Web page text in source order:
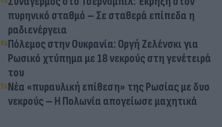
πυρηνικό σταθμό – Σε σταθερά επίπεδα η
ραδιενέργεια
Πόλεμος στην Ουκρανία: Οργή Ζελένσκι για
Ρωσικό χτύπημα με 18 νεκρούς στη γενέτειρά
του
Νέα «πυραυλική επίθεση» της Ρωσίας με δυο
νεκρούς – Η Πολωνία απογείωσε μαχητικά